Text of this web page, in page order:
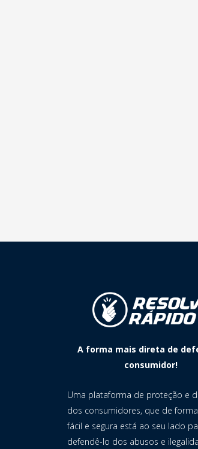
A forma mais direta de
consumidor!
Uma plataforma de proteção e
dos consumidores, que de
fácil e segura está ao seu lado
defendê-lo dos abusos e